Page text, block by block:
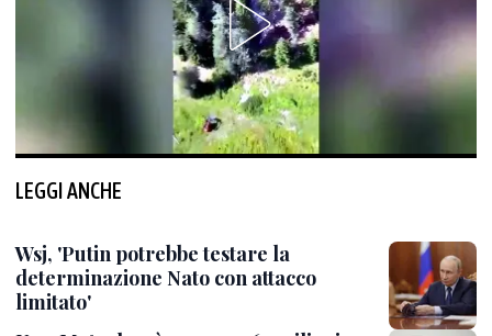
LEGGI ANCHE
Wsj, 'Putin potrebbe testare la
determinazione Nato con attacco
limitato'